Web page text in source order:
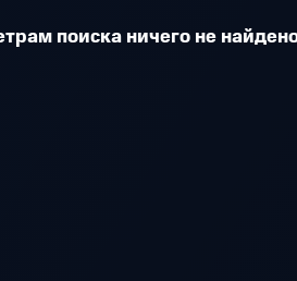
поиска ничего не